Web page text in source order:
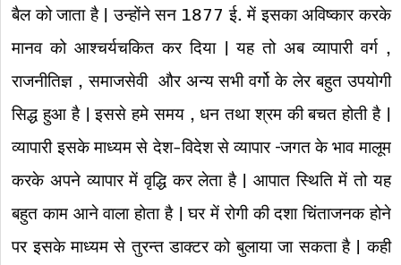
बैल को जाता है | उन्होंने सन 1877 ई. में इसका अविष्कार करके
मानव को आश्चर्यचकित कर दिया | यह तो अब व्यापारी वर्ग ,
राजनीतिज्ञ , समाजसेवी और अन्य सभी वर्गो के लेर बहुत उपयोगी
सिद्ध हुआ है | इससे हमे समय , धन तथा श्रम की बचत होती है |
व्यापारी इसके माध्यम से देश-विदेश से व्यापार –जगत के भाव मालूम
करके अपने व्यापार में वृद्धि कर लेता है | आपात स्थिति में तो यह
बहुत काम आने वाला होता है | घर में रोगी की दशा चिंताजनक होने
पर इसके माध्यम से तुरन्त डाक्टर को बुलाया जा सकता है | कही